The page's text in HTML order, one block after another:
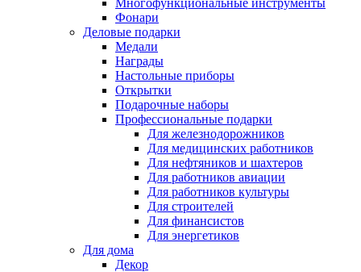
Многофункциональные инструменты
Фонари
Деловые подарки
Медали
Награды
Настольные приборы
Открытки
Подарочные наборы
Профессиональные подарки
Для железнодорожников
Для медицинских работников
Для нефтяников и шахтеров
Для работников авиации
Для работников культуры
Для строителей
Для финансистов
Для энергетиков
Для дома
Декор